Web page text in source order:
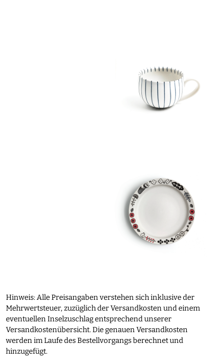
Hinweis: Alle Preisangaben verstehen sich inklusive der
Mehrwertsteuer, zuzüglich der Versandkosten und einem
eventuellen Inselzuschlag entsprechend unserer
Versandkostenübersicht. Die genauen Versandkosten
werden im Laufe des Bestellvorgangs berechnet und
hinzugefügt.